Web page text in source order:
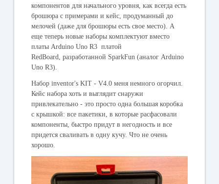
компонентов для начального уровня, как всегда есть
брошюра с примерами и кейс, продуманный до
мелочей (даже для брошюры есть свое место). А
еще теперь новые наборы комплектуют вместо
платы Arduino Uno R3 платой
RedBoard, разработанной SparkFun (аналог Arduino
Uno R3).
Наборinventor's KIT - V4.0меня немного огорчил.
Кейс набора хоть и выглядит снаружи
привлекательно - это просто одна большая коробка
с крышкой: все пакетики, в которые расфасовали
компоненты, быстро придут в негодность и все
придется сваливать в одну кучу. Что не очень
хорошо.